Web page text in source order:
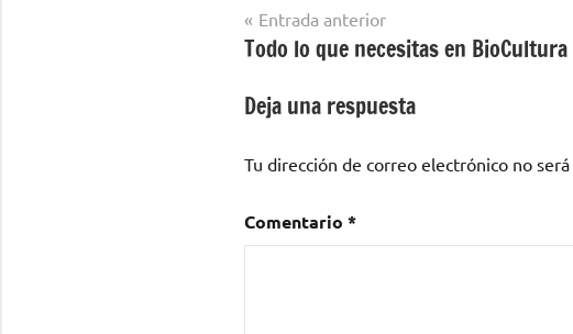
Navegación
de
entradas
Entrada anterior
Todo lo que necesitas en
Deja una respuesta
Tu dirección de correo electrónico no será
Comentario *